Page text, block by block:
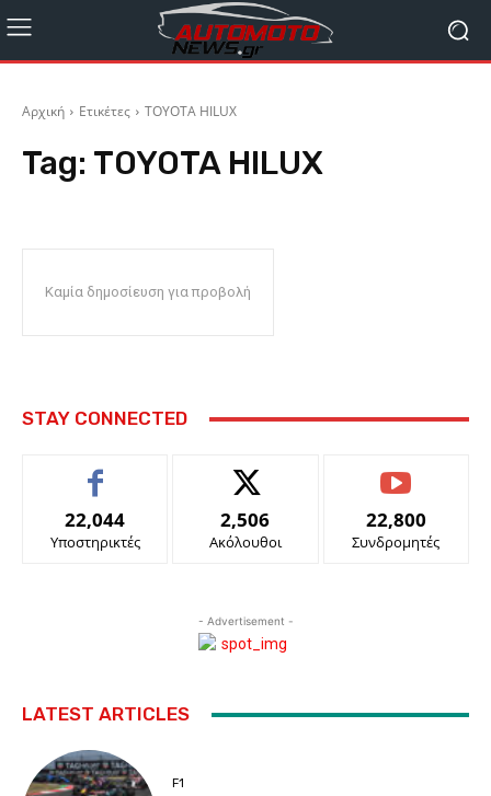
Αρχική Ετικέτες TOYOTA HILUX
Tag: TOYOTA HILUX
Καμία δημοσίευση για προβολή
STAY CONNECTED
22,044
Υποστηρικτές
2,506
Ακόλουθοι
22,800
Συνδρομητές
- Advertisement -
LATEST ARTICLES
F1